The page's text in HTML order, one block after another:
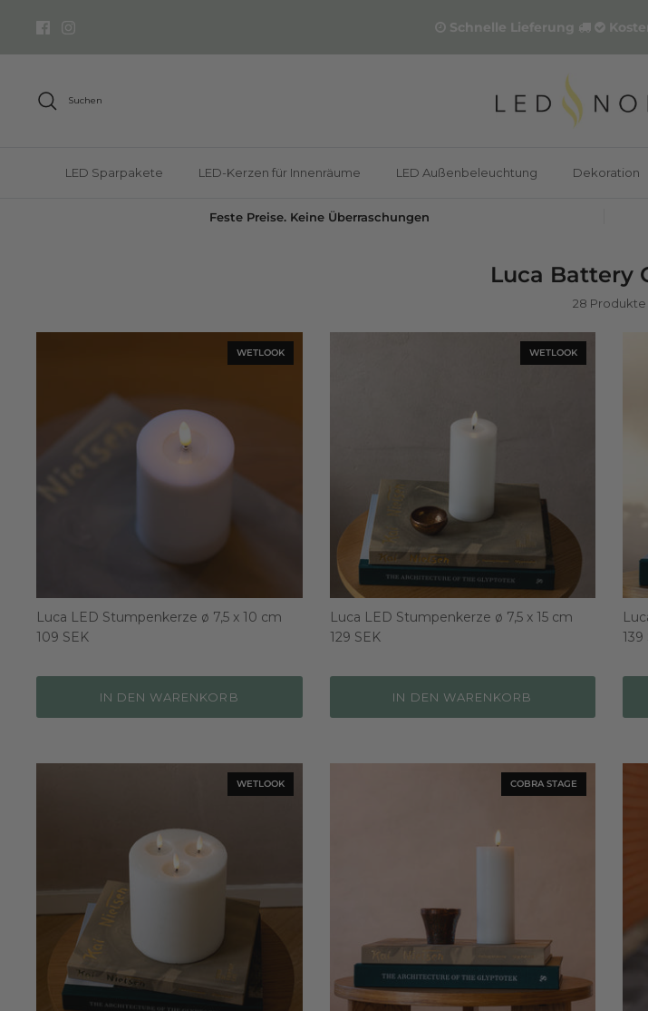
Schnelle Lieferung
Suchen
LED Sparpakete LED-Kerzen für Innenräume LED Außenbeleuchtung Dekoration
Feste Preise. Keine Überraschungen
Luca Battery
28 Produkte
WETLOOK
Luca LED Stumpenkerze ø 7,5 x 10 cm
109 SEK
IN DEN WARENKORB
WETLOOK
Luca LED Stumpenkerze ø 7,5 x 15 cm
129 SEK
IN DEN WARENKORB
139
WETLOOK COBRA STAGE